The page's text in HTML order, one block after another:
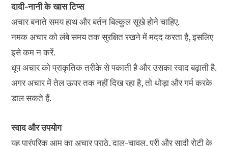
दादी-नानी के खास टिप्स
अचार बनाते समय हाथ और बर्तन बिल्कुल सूखे होने चाहिए.
नमक अचार को लंबे समय तक सुरक्षित रखने में मदद करता है, इसलिए
इसे कम न करें.
धूप अचार को प्राकृतिक तरीके से पकाती है और उसका स्वाद बढ़ाती है.
अगर अचार में तेल ऊपर तक नहीं दिख रहा है, तो थोड़ा और गर्म करके
डाल सकते हैं.
स्वाद और उपयोग
यह पारंपरिक आम का अचार पराठे, दाल-चावल, पूरी और सादी रोटी के